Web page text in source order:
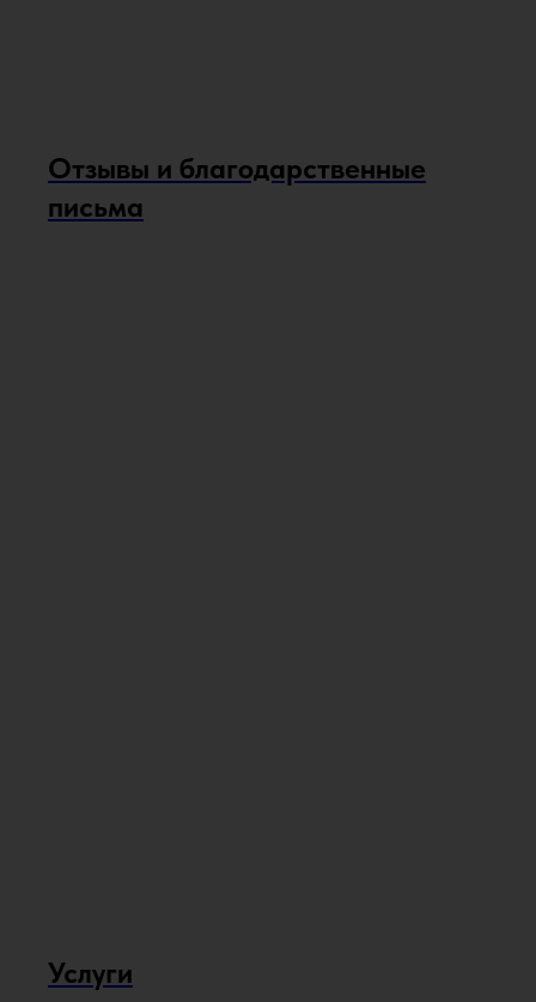
Отзывы и благодарственные
письма
Услуги